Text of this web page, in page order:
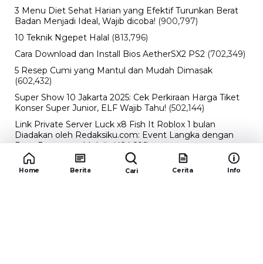
3 Menu Diet Sehat Harian yang Efektif Turunkan Berat
Badan Menjadi Ideal, Wajib dicoba! (900,797)
10 Teknik Ngepet Halal (813,796)
Cara Download dan Install Bios AetherSX2 PS2 (702,349)
5 Resep Cumi yang Mantul dan Mudah Dimasak
(602,432)
Super Show 10 Jakarta 2025: Cek Perkiraan Harga Tiket
Konser Super Junior, ELF Wajib Tahu! (502,144)
Link Private Server Luck x8 Fish It Roblox 1 bulan
Diadakan oleh Redaksiku.com: Event Langka dengan
Drop Rate yang Melejit (424,816)
10 Film Indonesia Tayang November 2024, Ada Film
Wulan Guritno! (352,096)
Home Berita Cari Cerita Info